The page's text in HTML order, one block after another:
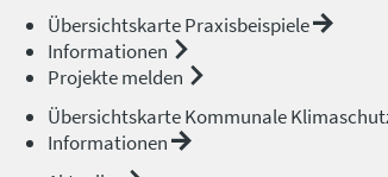
Übersichtskarte Praxisbeispiele
Informationen
Projekte melden
Übersichtskarte Kommunale
Informationen